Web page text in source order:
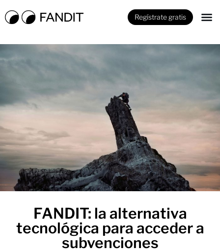
Regístrate gratis
FANDIT: la alternativa
tecnológica para acceder a
subvenciones